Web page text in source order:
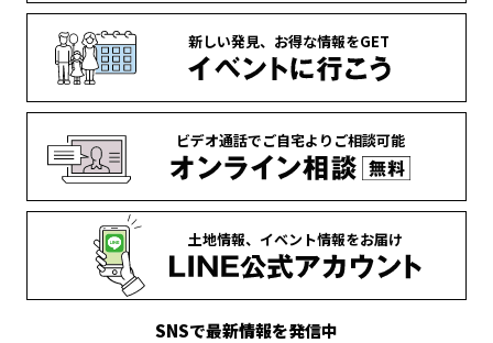
新しい発見、 お得な情報をGET
ビデオ通話でご自宅より ご相談可能
土地情報、 イベント情報をお届け
SNSで最新情報を発信中